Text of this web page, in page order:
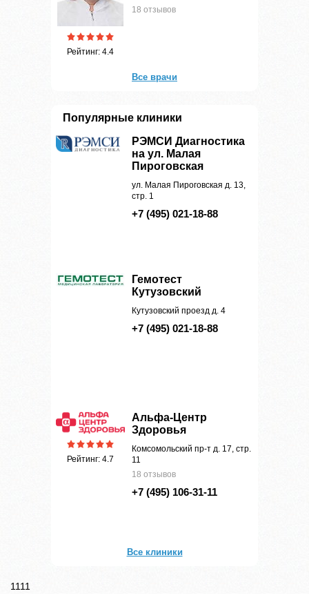
Рейтинг: 4.4
18 отзывов
Все врачи
Популярные клиники
РЭМСИ Диагностика
на ул. Малая
Пироговская
ул. Малая Пироговская д. 13,
стр. 1
+7 (495) 021-18-88
Гемотест
Кутузовский
Кутузовский проезд д. 4
+7 (495) 021-18-88
Рейтинг: 4.7
Альфа-Центр
Здоровья
Комсомольский пр-т д. 17, стр.
11
18 отзывов
+7 (495) 106-31-11
Все клиники
1111